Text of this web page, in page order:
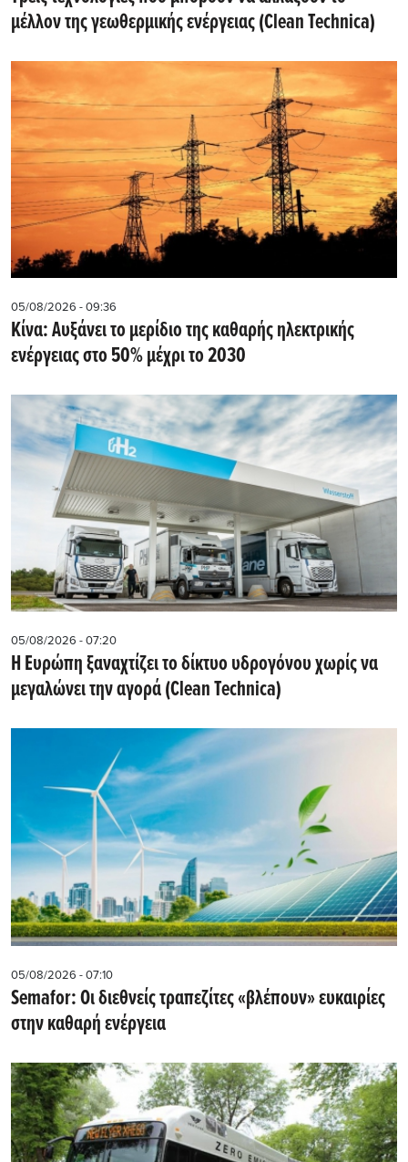
μέλλον της γεωθερμικής ενέργειας (Clean Technica)
05/08/2026 - 09:36
Κίνα: Αυξάνει το μερίδιο της καθαρής ηλεκτρικής
ενέργειας στο 50% μέχρι το 2030
05/08/2026 - 07:20
Η Ευρώπη ξαναχτίζει το δίκτυο υδρογόνου χωρίς να
μεγαλώνει την αγορά (Clean Technica)
05/08/2026 - 07:10
Semafor: Οι διεθνείς τραπεζίτες «βλέπουν» ευκαιρίες
στην καθαρή ενέργεια